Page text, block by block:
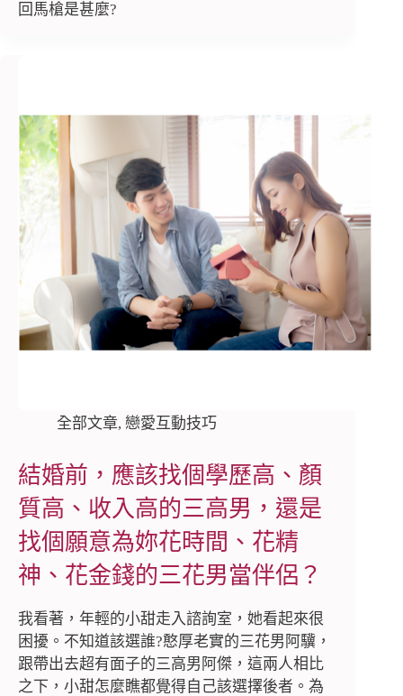
回馬槍是甚麼?
全部文章, 戀愛互動技巧
結婚前，應該找個學歷高、顏
質高、收入高的三高男，還是
找個願意為妳花時間、花精
神、花金錢的三花男當伴侶？
我看著，年輕的小甜走入諮詢室，她看起來很
困擾。不知道該選誰?憨厚老實的三花男阿驥，
跟帶出去超有面子的三高男阿傑，這兩人相比
之下，小甜怎麼瞧都覺得自己該選擇後者。為